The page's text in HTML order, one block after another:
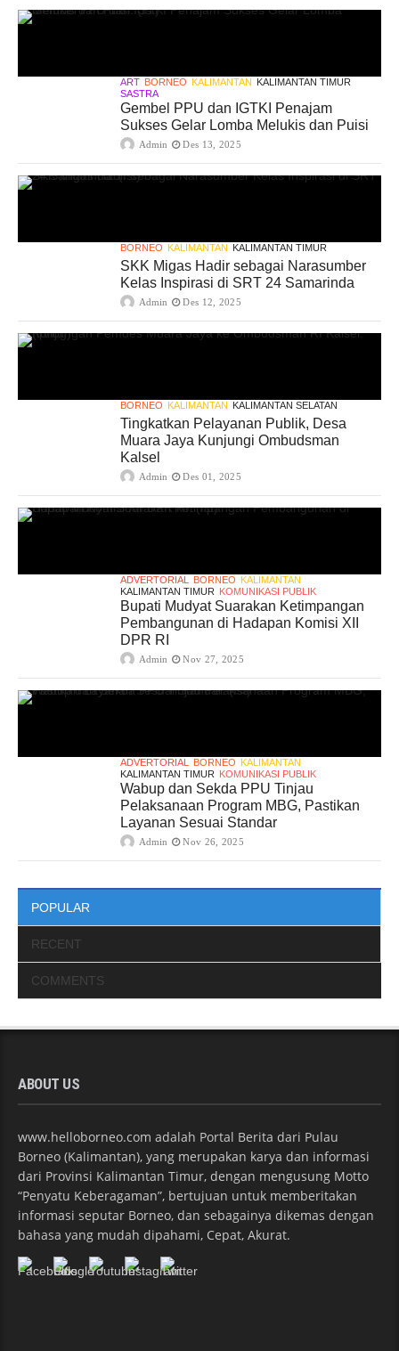
ART BORNEO KALIMANTAN KALIMANTAN TIMUR
SASTRA
Gembel PPU dan IGTKI Penajam
Sukses Gelar Lomba Melukis dan Puisi
Admin Des 13, 2025
BORNEO KALIMANTAN KALIMANTAN TIMUR
SKK Migas Hadir sebagai Narasumber
Kelas Inspirasi di SRT 24 Samarinda
Admin Des 12, 2025
BORNEO KALIMANTAN KALIMANTAN SELATAN
Tingkatkan Pelayanan Publik, Desa
Muara Jaya Kunjungi Ombudsman
Kalsel
Admin Des 01, 2025
ADVERTORIAL BORNEO KALIMANTAN
KALIMANTAN TIMUR KOMUNIKASI PUBLIK
Bupati Mudyat Suarakan Ketimpangan
Pembangunan di Hadapan Komisi XII
DPR RI
Admin Nov 27, 2025
ADVERTORIAL BORNEO KALIMANTAN
KALIMANTAN TIMUR KOMUNIKASI PUBLIK
Wabup dan Sekda PPU Tinjau
Pelaksanaan Program MBG, Pastikan
Layanan Sesuai Standar
Admin Nov 26, 2025
POPULAR
RECENT
COMMENTS
ABOUT US
www.helloborneo.com adalah Portal Berita dari Pulau
Borneo (Kalimantan), yang merupakan karya dan informasi
dari Provinsi Kalimantan Timur, dengan mengusung Motto
“Penyatu Keberagaman”, bertujuan untuk memberitakan
informasi seputar Borneo, dan sebagainya dikemas dengan
bahasa yang mudah dipahami, Cepat, Akurat.